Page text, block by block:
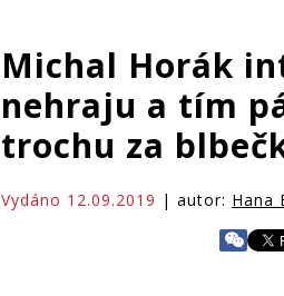
Michal Horák
nehraju a tím
trochu za
Vydáno 12.09.2019 | autor: Hana